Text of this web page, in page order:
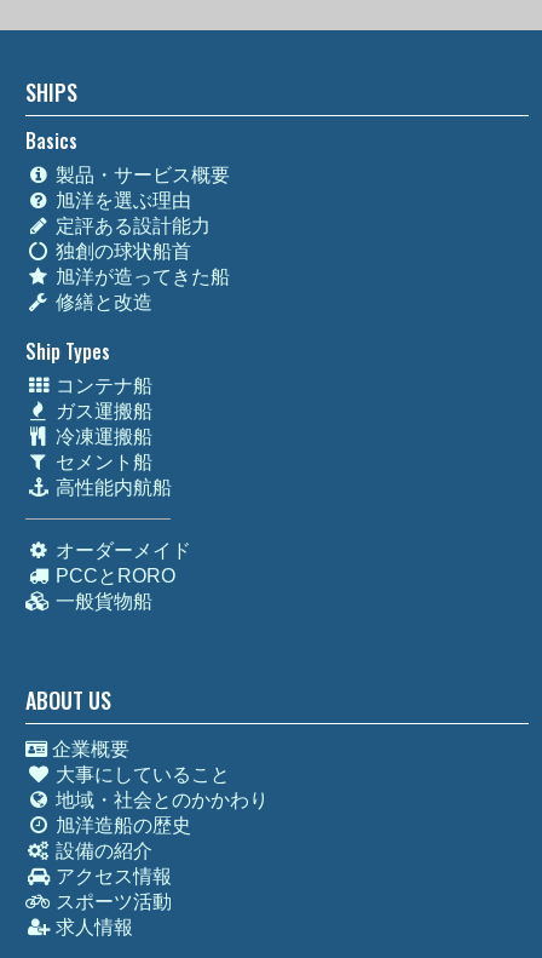
SHIPS
Basics
製品・サービス概要
旭洋を選ぶ理由
定評ある設計能力
独創の球状船首
旭洋が造ってきた船
修繕と改造
Ship Types
コンテナ船
ガス運搬船
冷凍運搬船
セメント船
高性能内航船
オーダーメイド
PCCとRORO
一般貨物船
ABOUT US
企業概要
大事にしていること
地域・社会とのかかわり
旭洋造船の歴史
設備の紹介
アクセス情報
スポーツ活動
求人情報